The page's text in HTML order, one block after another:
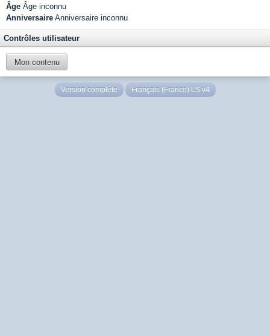
Âge Âge inconnu
Anniversaire Anniversaire inconnu
Contrôles utilisateur
Mon contenu
Version complète Français (France) LS v4